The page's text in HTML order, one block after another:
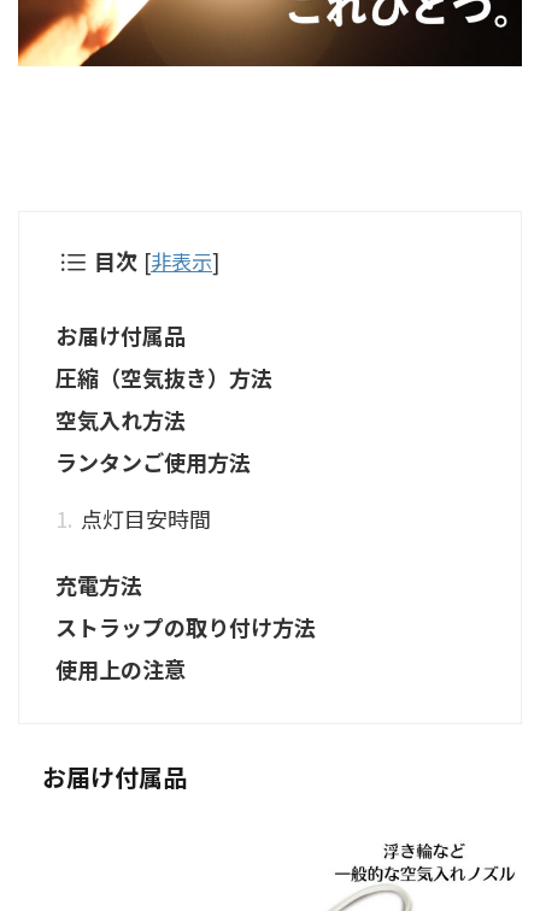
目次 [非表示]
お届け付属品
圧縮（空気抜き）方法
空気入れ方法
ランタンご使用方法
点灯目安時間
充電方法
ストラップの取り付け方法
使用上の注意
お届け付属品